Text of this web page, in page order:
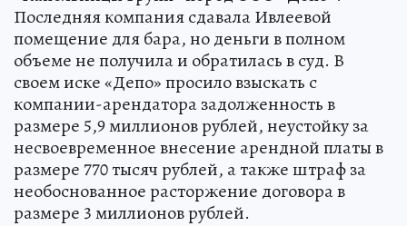
Последняя компания сдавала Ивлеевой
помещение для бара, но деньги в полном
объеме не получила и обратилась в суд. В
своем иске «Депо» просило взыскать с
компании-арендатора задолженность в
размере 5,9 миллионов рублей, неустойку за
несвоевременное внесение арендной платы в
размере 770 тысяч рублей, а также штраф за
необоснованное расторжение договора в
размере 3 миллионов рублей.